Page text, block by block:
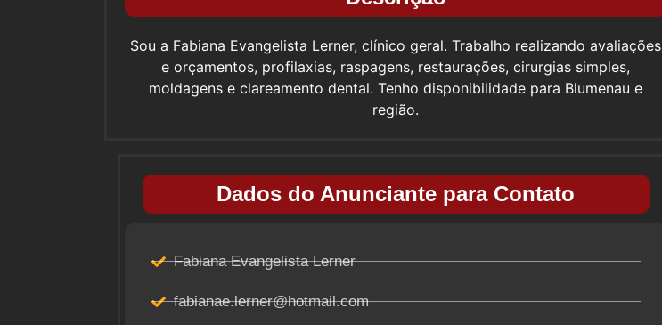
Sou a Fabiana Evangelista Lerner, clínico geral. Trabalho realizando avaliações
e orçamentos, profilaxias, raspagens, restaurações, cirurgias simples,
moldagens e clareamento dental. Tenho disponibilidade para Blumenau e
região.
Dados do Anunciante para Contato
Fabiana Evangelista Lerner
fabianae.lerner@hotmail.com